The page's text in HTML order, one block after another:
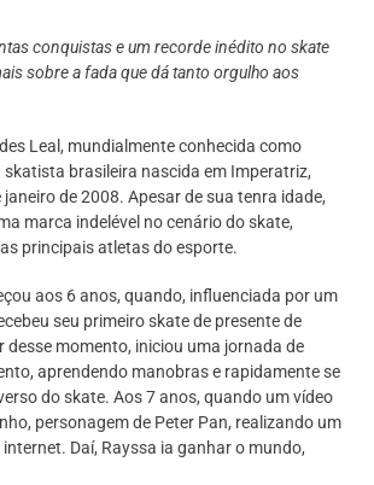
conquistas e um recorde inédito no skate
sobre a fada que dá tanto orgulho aos
Leal, mundialmente conhecida como
skatista brasileira nascida em Imperatriz,
de 2008. Apesar de sua tenra idade,
marca indelével no cenário do skate,
principais atletas do esporte.
aos 6 anos, quando, influenciada por um
seu primeiro skate de presente de
desse momento, iniciou uma jornada de
aprendendo manobras e rapidamente se
do skate. Aos 7 anos, quando um vídeo
personagem de Peter Pan, realizando um
Daí, Rayssa ia ganhar o mundo,